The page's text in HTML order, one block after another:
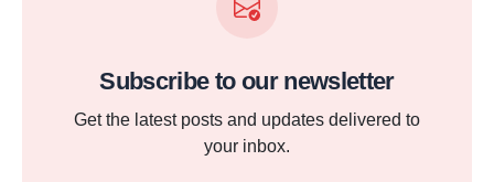
Subscribe to our newsletter
Get the latest posts and updates delivered to
your inbox.